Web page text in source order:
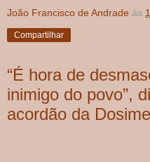
João Francisco de Andrade às
Compartilhar
“É hora de
inimigo do povo”,
acordão da